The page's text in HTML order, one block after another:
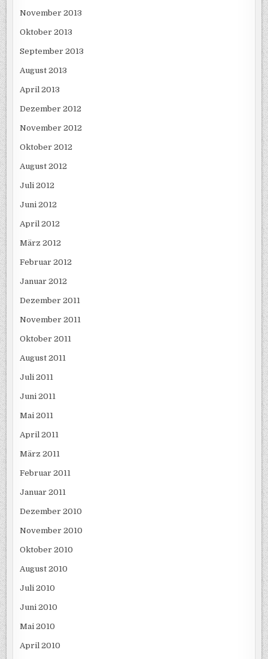
November 2013
Oktober 2013
September 2013
August 2013
April 2013
Dezember 2012
November 2012
Oktober 2012
August 2012
Juli 2012
Juni 2012
April 2012
März 2012
Februar 2012
Januar 2012
Dezember 2011
November 2011
Oktober 2011
August 2011
Juli 2011
Juni 2011
Mai 2011
April 2011
März 2011
Februar 2011
Januar 2011
Dezember 2010
November 2010
Oktober 2010
August 2010
Juli 2010
Juni 2010
Mai 2010
April 2010